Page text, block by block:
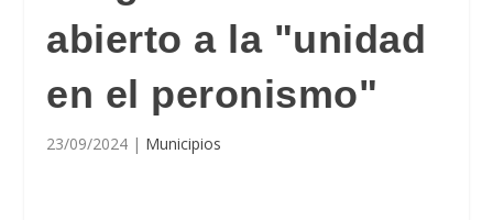
abierto a la "unidad
en el peronismo"
23/09/2024 | Municipios